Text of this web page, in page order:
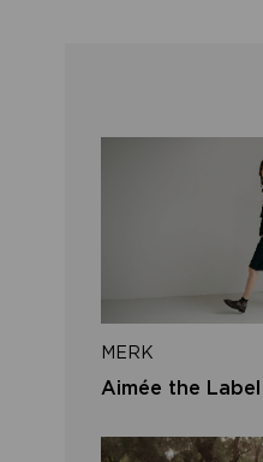
MERK
Aimée the Label